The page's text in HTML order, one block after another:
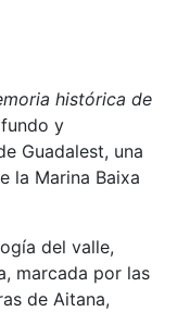
histórica de
y
Guadalest, una
la Marina Baixa
del valle,
marcada por las
de Aitana,